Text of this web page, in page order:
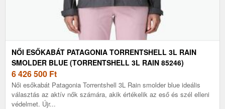
NŐI ESŐKABÁT PATAGONIA TORRENTSHELL 3L RAIN
SMOLDER BLUE (TORRENTSHELL 3L RAIN 85246)
6 426 500 Ft
Női esőkabát Patagonia Torrentshell 3L Rain smolder blue ideális
választás az aktív nők számára, akik értékelik az eső és szél elleni
védelmet. Újr...